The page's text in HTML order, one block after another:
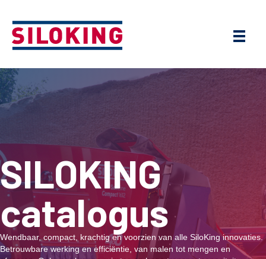
SILOKING
catalogus
Wendbaar, compact, krachtig en voorzien van alle SiloKing innovaties.
Betrouwbare werking en efficiëntie, van malen tot mengen en